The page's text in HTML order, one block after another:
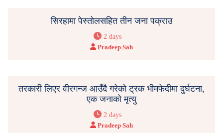
सिरहामा पेस्तोलसहित तीन जना पक्राउ
2 days
Pradeep Sah
तरकारी लिएर वीरगन्ज आउँदै गरेको ट्रक भीमफेदीमा दुर्घटना,
एक जनाको मृत्यु
2 days
Pradeep Sah